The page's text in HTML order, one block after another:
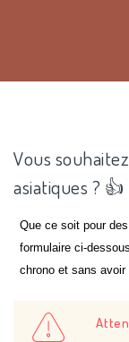
Vous
asiatiques ? 👍
Que ce soit pour
formulaire ci-
chrono et sans avoir